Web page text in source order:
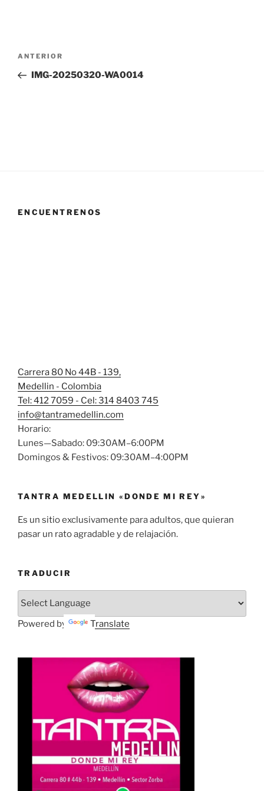
Navegación
entradas
Entrada
anterior:
ANTERIOR
IMG-20250320-WA0014
ENCUENTRENOS
Carrera 80 No 44B - 139,
Medellin - Colombia
Tel: 412 7059 - Cel: 314 8403 745
info@tantramedellin.com
Horario:
Lunes—Sabado: 09:30AM–6:00PM
Domingos & Festivos: 09:30AM–4:00PM
TANTRA MEDELLIN «DONDE MI REY»
Es un sitio exclusivamente para adultos, que quieran
pasar un rato agradable y de relajación.
TRADUCIR
Powered by Translate